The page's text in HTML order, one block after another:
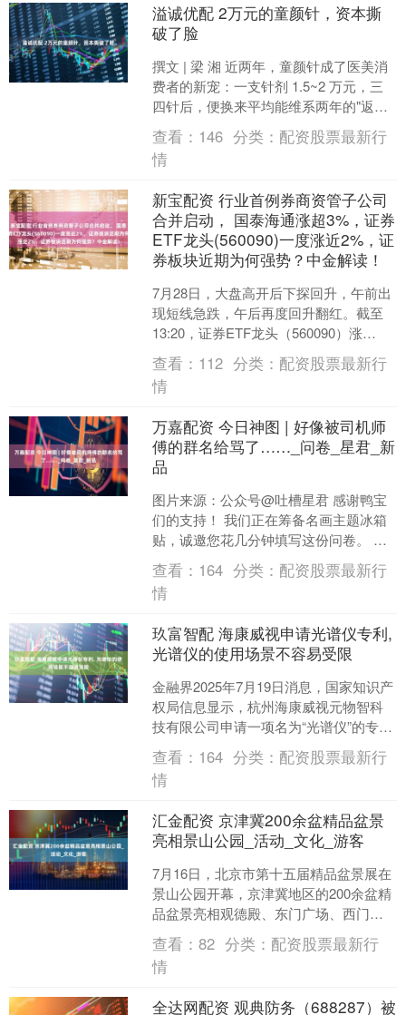
溢诚优配 2万元的童颜针，资本撕
破了脸
撰文 | 梁 湘 近两年，童颜针成了医美消
费者的新宠：一支针剂 1.5~2 万元，三
四针后，便换来平均能维系两年的"返老
还童"。预计 2025 年，中国童颜针市....
查看： 146 分类： 配资股票最新行
情
新宝配资 行业首例券商资管子公司
合并启动， 国泰海通涨超3%，证券
ETF龙头(560090)一度涨近2%，证
券板块近期为何强势？中金解读！
7月28日，大盘高开后下探回升，午前出
现短线急跌，午后再度回升翻红。截至
13:20，证券ETF龙头（560090）涨
0.76%，盘中一度涨近2%。 证券ETF
龙....
查看： 112 分类： 配资股票最新行
情
万嘉配资 今日神图 | 好像被司机师
傅的群名给骂了……_问卷_星君_新
品
图片来源：公众号@吐槽星君 感谢鸭宝
们的支持！ 我们正在筹备名画主题冰箱
贴，诚邀您花几分钟填写这份问卷。 您
的宝贵意见对我们至关重要！ 完整填写
问卷的朋友，将有....
查看： 164 分类： 配资股票最新行
情
玖富智配 海康威视申请光谱仪专利,
光谱仪的使用场景不容易受限
金融界2025年7月19日消息，国家知识产
权局信息显示，杭州海康威视元物智科
技有限公司申请一项名为“光谱仪”的专
利，公开号CN120333619A，申请日期为
2....
查看： 164 分类： 配资股票最新行
情
汇金配资 京津冀200余盆精品盆景
亮相景山公园_活动_文化_游客
7月16日，北京市第十五届精品盆景展在
景山公园开幕，京津冀地区的200余盆精
品盆景亮相观德殿、东门广场、西门广
场及环园主路两侧，古建红墙与清雅盆
景相映成趣。北京....
查看：82 分类： 配资股票最新行
情
全达网配资 观典防务（688287）被